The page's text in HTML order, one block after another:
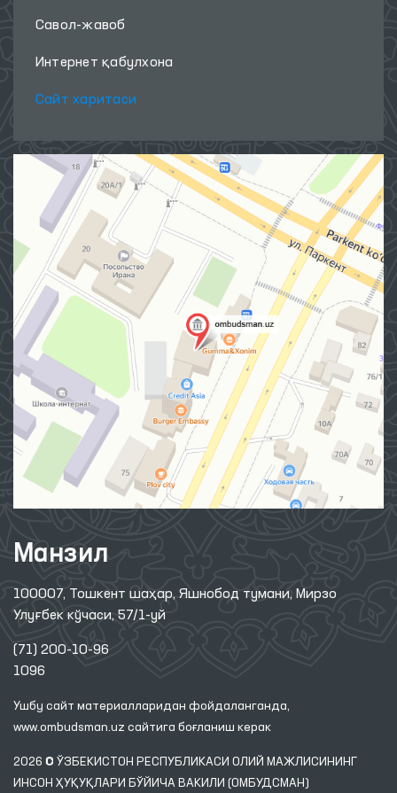
Савол-жавоб
Интернет қабулхона
Сайт харитаси
Манзил
100007, Тошкент шаҳар, Яшнобод тумани, Мирзо
Улуғбек кўчаси, 57/1-уй
(71) 200-10-96
1096
Ушбу сайт материалларидан фойдаланганда,
www.ombudsman.uz сайтига боғланиш керак
2026 © ЎЗБЕКИСТОН РЕСПУБЛИКАСИ ОЛИЙ МАЖЛИСИНИНГ
ИНСОН ҲУҚУҚЛАРИ БЎЙИЧА ВАКИЛИ (ОМБУДСМАН)